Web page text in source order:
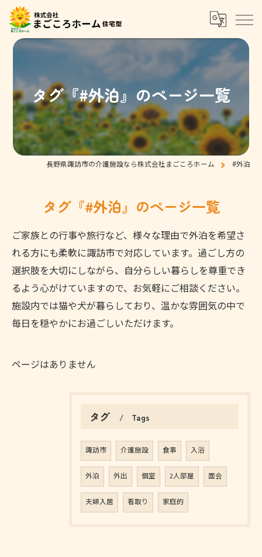
タグ『#外泊』のページ一覧
長野県諏訪市の介護施設なら株式会社まごころホーム #外泊
タグ『#外泊』のページ一覧
ご家族との行事や旅行など、様々な理由で外泊を希望さ
れる方にも柔軟に諏訪市で対応しています。過ごし方の
選択肢を大切にしながら、自分らしい暮らしを尊重でき
るよう心がけていますので、お気軽にご相談ください。
施設内では猫や犬が暮らしており、温かな雰囲気の中で
毎日を穏やかにお過ごしいただけます。
ページはありません
タグ Tags
諏訪市 介護施設 食事 入浴
外泊 外出 個室 2人部屋 面会
夫婦入居 看取り 家庭的